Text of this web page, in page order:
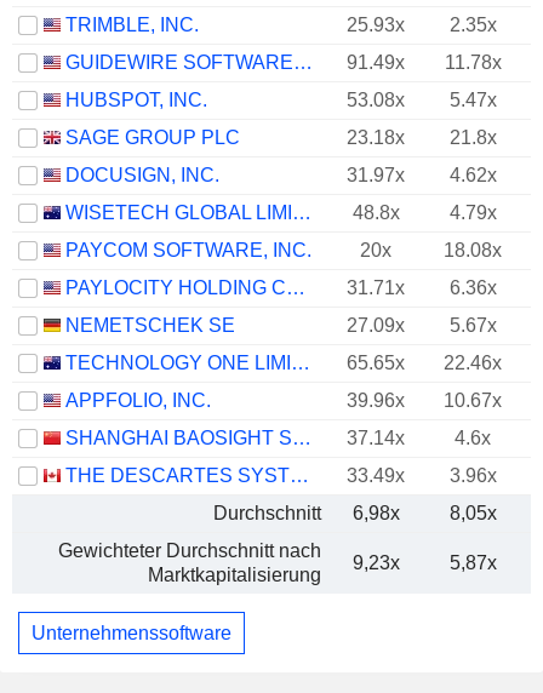
TRIMBLE, INC.
25.93x
2.35x
GUIDEWIRE SOFTWARE, INC.
91.49x
11.78x
HUBSPOT, INC.
53.08x
5.47x
SAGE GROUP PLC
23.18x
21.8x
DOCUSIGN, INC.
31.97x
4.62x
WISETECH GLOBAL LIMITED
48.8x
4.79x
PAYCOM SOFTWARE, INC.
20x
18.08x
PAYLOCITY HOLDING CORPORATION
31.71x
6.36x
NEMETSCHEK SE
27.09x
5.67x
TECHNOLOGY ONE LIMITED
65.65x
22.46x
APPFOLIO, INC.
39.96x
10.67x
SHANGHAI BAOSIGHT SOFTWARE CO.,LTD.
37.14x
4.6x
THE DESCARTES SYSTEMS GROUP INC.
33.49x
3.96x
Durchschnitt
6,98x
8,05x
Gewichteter Durchschnitt nach
Marktkapitalisierung
9,23x 5,87x
Unternehmenssoftware